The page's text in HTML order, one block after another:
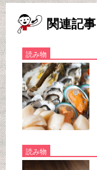
関連記事
読み物
読み物